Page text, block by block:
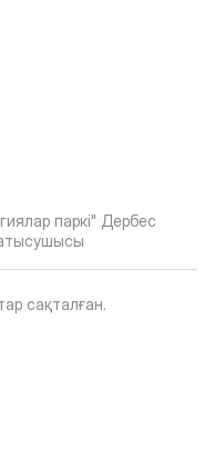
паркі" Дербес
сақталған.